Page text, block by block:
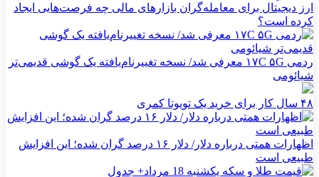
ارز دیجیتال برای معامله‌گران بازارهای مالی چه فرصت‌هایی ایجاد
کرده است؟
ردمی ۱۷C ۵G معرفی شد/ نسخه تغییرنام‌یافته یک گوشی قدیمی‌تر
شیائومی
۴۸ سال کار برای خرید یک تویوتا کمری
اظهارات همتی درباره دلار/ دلار ۱۶ درصد گران شده؛ این افزایش
طبیعی است